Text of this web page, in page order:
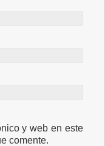
y web en este
comente.